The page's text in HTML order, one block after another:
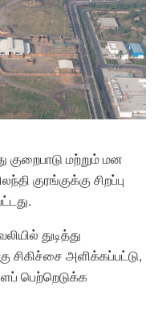
குறைபாடு மற்றும் மன
குரங்குக்கு சிறப்பு
துடித்து
சிகிச்சை அளிக்கப்பட்டு,
பெற்றெடுக்க